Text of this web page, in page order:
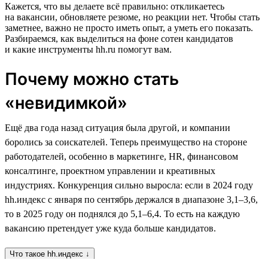
Кажется, что вы делаете всё правильно: откликаетесь
на вакансии, обновляете резюме, но реакции нет. Чтобы стать
заметнее, важно не просто иметь опыт, а уметь его показать.
Разбираемся, как выделиться на фоне сотен кандидатов
и какие инструменты hh.ru помогут вам.
Почему можно стать
«невидимкой»
Ещё два года назад ситуация была другой, и компании
боролись за соискателей. Теперь преимущество на стороне
работодателей, особенно в маркетинге, HR, финансовом
консалтинге, проектном управлении и креативных
индустриях. Конкуренция сильно выросла: если в 2024 году
hh.индекс с января по сентябрь держался в диапазоне 3,1–3,6,
то в 2025 году он поднялся до 5,1–6,4. То есть на каждую
вакансию претендует уже куда больше кандидатов.
Что такое hh.индекс ↓